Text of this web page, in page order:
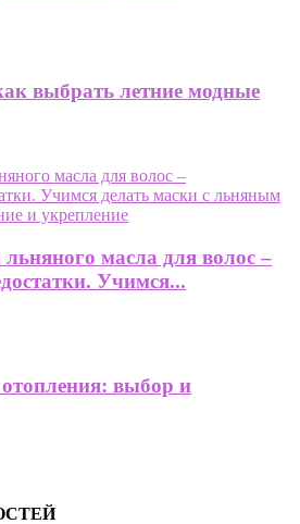
выбрать летние модные
масла для волос –
Учимся...
выбор и